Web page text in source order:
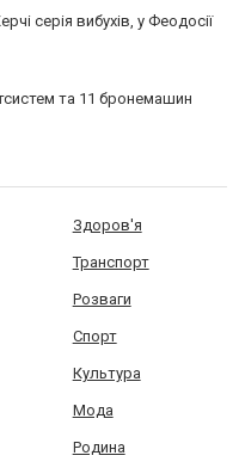
серія вибухів, у Феодосії
та 11 бронемашин
Здоров'я
Транспорт
Розваги
Спорт
Культура
Мода
Родина